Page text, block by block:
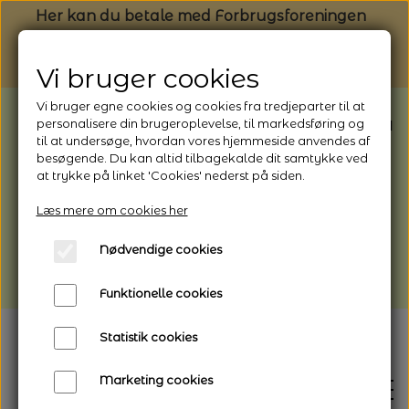
Her kan du betale med Forbrugsforeningen
BEMÆRK: Butikken har ferielukket* fra
1/8 - 9/8 - 2026
*Webshoppen er åben og sender hele
afhentning
Vi gør opmærksom på, at der kan være lidt
længere leveringstid
Vi bruger cookies
Vi bruger egne cookies og cookies fra tredjeparter til at
personalisere din brugeroplevelse, til markedsføring og
til at undersøge, hvordan vores hjemmeside anvendes af
besøgende. Du kan altid tilbagekalde dit samtykke ved
at trykke på linket 'Cookies' nederst på siden.
Læs mere om cookies her
Nødvendige cookies
Funktionelle cookies
Statistik cookies
Marketing cookies